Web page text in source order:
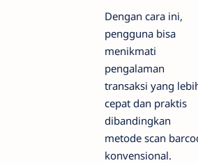
Dengan cara ini,
pengguna bisa
menikmati
pengalaman
transaksi yang
cepat dan praktis
dibandingkan
metode scan
konvensional.